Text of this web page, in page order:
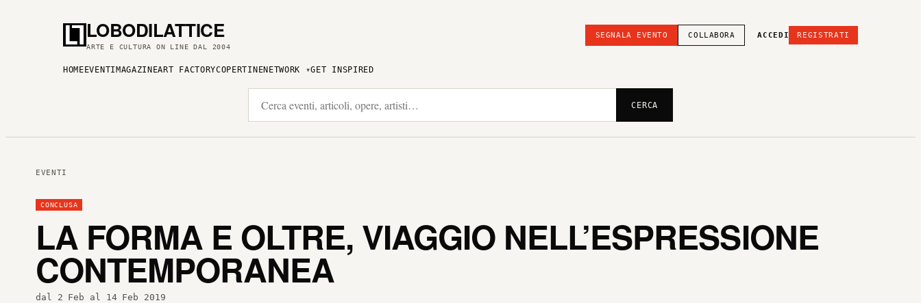
LOBODILATTICE
ARTE E CULTURA ON LINE DAL 2004
SEGNALA EVENTO COLLABORA ACCEDI REGISTRATI
HOME EVENTI MAGAZINEART FACTORYCOPERTINENETWORK GET INSPIRED
CERCA
EVENTI
CONCLUSA
LA FORMA E OLTRE, VIAGGIO NELL’ESPRESSIONE
CONTEMPORANEA
dal 2 Feb al 14 Feb 2019